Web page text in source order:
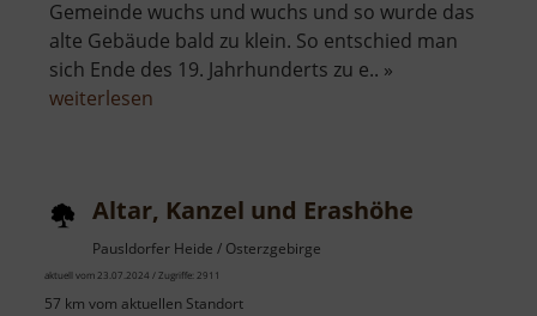
Gemeinde wuchs und wuchs und so wurde das
alte Gebäude bald zu klein. So entschied man
sich Ende des 19. Jahrhunderts zu e.. »
weiterlesen
Altar, Kanzel und Erashöhe
Pausldorfer Heide / Osterzgebirge
aktuell vom 23.07.2024 / Zugriffe: 2911
57 km vom aktuellen Standort